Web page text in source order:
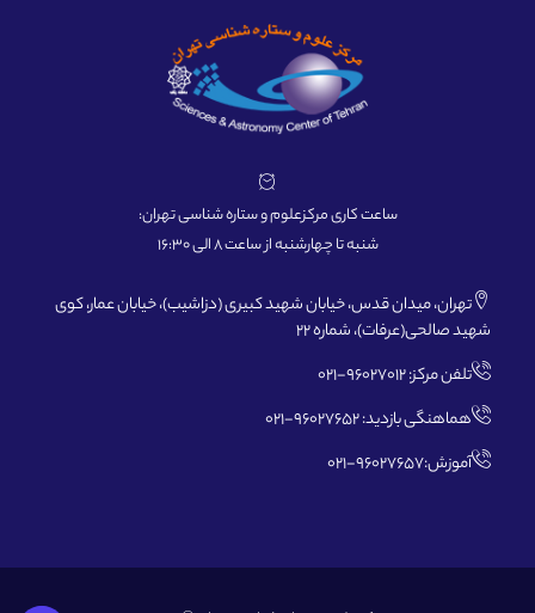
ساعت کاری مرکزعلوم و ستاره شناسی تهران:
شنبه تا چهارشنبه از ساعت 8 الی 16:30
تهران، میدان قدس، خیابان شهید کبیری (دزاشیب)، خیابان عمار، کوی
شهید صالحی(عرفات)، شماره 22
تلفن مرکز: 96027012-021
هماهنگی بازدید: 96027652-021
آموزش:96027657-021